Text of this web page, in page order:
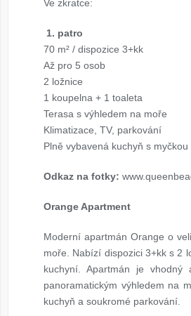
Ve zkratce:
1. patro
70 m² / dispozice 3+kk
Až pro 5 osob
2 ložnice
1 koupelna + 1 toaleta
Terasa s výhledem na moře
Klimatizace, TV, parkování
Plně vybavená kuchyň s myčkou
Odkaz na fotky:
Orange Apartment
Moderní apartmán Orange o
moře. Nabízí dispozici 3+kk s 2
kuchyní. Apartmán je
panoramatickým výhledem na
kuchyň a soukromé parkování.